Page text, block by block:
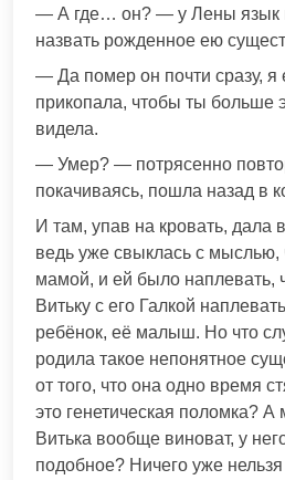
— А где… он? — у Лены язык
назвать рожденное ею
— Да помер он почти сразу, я
прикопала, чтобы ты больше
видела.
— Умер? — потрясенно
покачиваясь, пошла назад в
И там, упав на кровать, дала
ведь уже свыклась с мыслью,
мамой, и ей было наплевать,
Витьку с его Галкой
ребёнок, её малыш. Но что
родила такое непонятное
от того, что она одно время
это генетическая поломка? А
Витька вообще виноват, у
подобное? Ничего уже